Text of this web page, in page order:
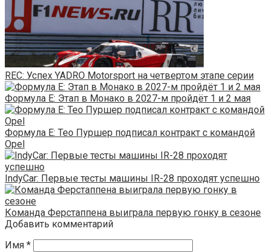
REC: Успех YADRO Motorsport на четвертом этапе серии
Формула E: Этап в Монако в 2027-м пройдёт 1 и 2 мая
Формула E: Тео Пуршер подписал контракт с командой
Opel
IndyCar: Первые тесты машины IR-28 проходят успешно
Команда Ферстаппена выиграла первую гонку в сезоне
Добавить комментарий
Имя *